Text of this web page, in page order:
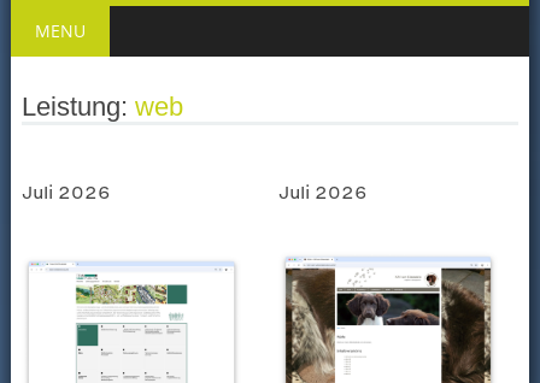
Main menu
MENU
Leistung: web
Juli 2026 Juli 2026